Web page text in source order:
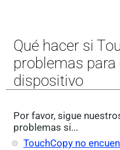
Qué hacer si
problemas
dispositivo
Por favor, sigue
problemas si...
TouchCopy no